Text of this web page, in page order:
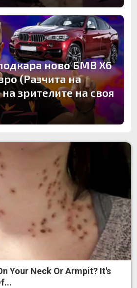
ново БМВ Х6
(Разчита на
зрителите на своя
Your Neck Or Armpit? It's